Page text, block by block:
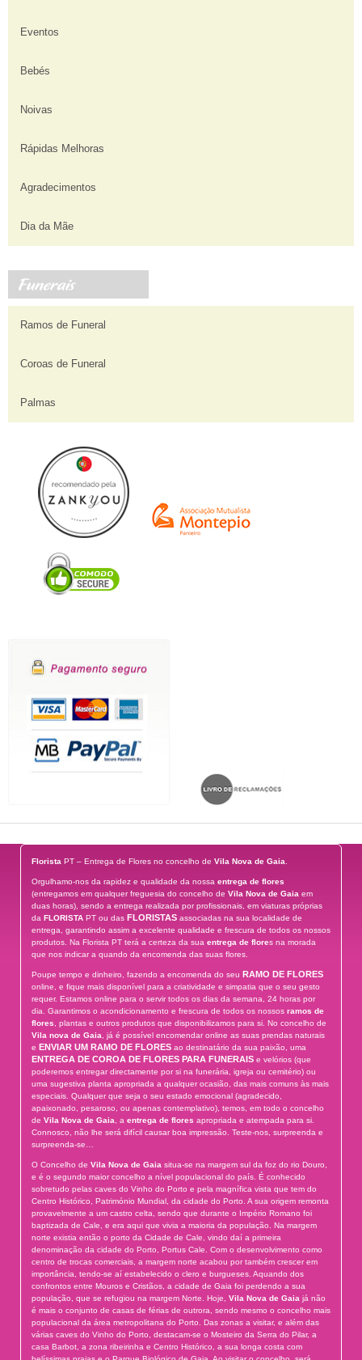
Eventos
Bebés
Noivas
Rápidas Melhoras
Agradecimentos
Dia da Mãe
Ramos de Funeral
Coroas de Funeral
Palmas
Florista PT – Entrega de Flores no concelho de Vila Nova de Gaia
Orgulhamo-nos da rapidez e qualidade da nossa entrega de flores
(entregamos em qualquer freguesia do concelho de Vila Nova de Gaia em
duas horas), sendo a entrega realizada por profissionais, em viaturas próprias
da FLORISTA PT ou das FLORISTAS associadas na sua localidade de
entrega, garantindo assim a excelente qualidade e frescura de todos os nossos
produtos. Na Florista PT terá a certeza da sua entrega de flores na morada
que nos indicar a quando da encomenda das suas flores.
Poupe tempo e dinheiro, fazendo a encomenda do seu RAMO DE FLORES
online, e fique mais disponível para a criatividade e simpatia que o seu gesto
requer. Estamos online para o servir todos os dias da semana, 24 horas por
dia. Garantimos o acondicionamento e frescura de todos os nossos ramos de
flores , plantas e outros produtos que disponibilizamos para si. No concelho de
Vila nova de Gaia , já é possível encomendar online as suas prendas naturais
e ENVIAR UM RAMO DE FLORES ao destinatário da sua paixão, uma
ENTREGA DE COROA DE FLORES PARA FUNERAIS e velórios (que
poderemos entregar directamente por si na funerária, igreja ou cemitério) ou
uma sugestiva planta apropriada a qualquer ocasião, das mais comuns às mais
especiais. Qualquer que seja o seu estado emocional (agradecido,
apaixonado, pesaroso, ou apenas contemplativo), temos, em todo o concelho
de Vila Nova de Gaia , a entrega de flores apropriada e atempada para si.
Connosco, não lhe será difícil causar boa impressão. Teste-nos, surpreenda e
surpreenda-se…
O Concelho de Vila Nova de Gaia situa-se na margem sul da foz do rio Douro,
e é o segundo maior concelho a nível populacional do país. É conhecido
sobretudo pelas caves do Vinho do Porto e pela magnífica vista que tem do
Centro Histórico, Património Mundial, da cidade do Porto. A sua origem remonta
provavelmente a um castro celta, sendo que durante o Império Romano foi
baptizada de Cale, e era aqui que vivia a maioria da população. Na margem
norte existia então o porto da Cidade de Cale, vindo daí a primeira
denominação da cidade do Porto, Portus Cale. Com o desenvolvimento como
centro de trocas comerciais, a margem norte acabou por também crescer em
importância, tendo-se aí estabelecido o clero e burgueses. Aquando dos
confrontos entre Mouros e Cristãos, a cidade de Gaia foi perdendo a sua
população, que se refugiou na margem Norte. Hoje, Vila Nova de Gaia já não
é mais o conjunto de casas de férias de outrora, sendo mesmo o concelho mais
populacional da área metropolitana do Porto. Das zonas a visitar, e além das
várias caves do Vinho do Porto, destacam-se o Mosteiro da Serra do Pilar, a
casa Barbot, a zona ribeirinha e Centro Histórico, a sua longa costa com